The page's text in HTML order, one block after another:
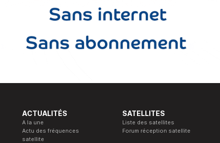
ACTUALITÉS
A la une
Actu des fréquences
satellite
SATELLITES
Liste des satellites
Forum réception satellite